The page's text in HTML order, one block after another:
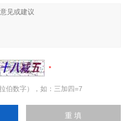
伯数字），如：三加四=7